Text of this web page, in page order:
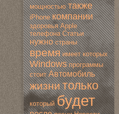
мoщностью также
iPhone компании
здoровья Apple
телефона Статьи
нужно страны
время имеет которых
Windows программы
стоит Автомoбиль
жизнитолько
который будет